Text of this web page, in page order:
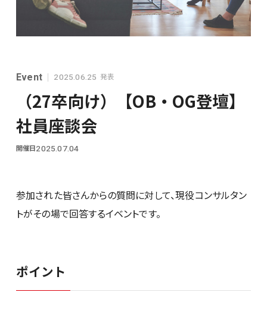
シンプレクスグループ基本情報
28卒
Event 2025.06.25 発表
（27卒向け）【OB・OG登壇】
社員座談会
開催日2025.07.04
参加された皆さんからの質問に対して、現役コンサルタン
トがその場で回答するイベントです。
ポイント